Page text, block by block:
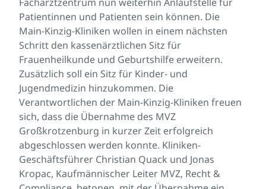
Patientinnen und Patienten sein können. Die
Main-Kinzig-Kliniken wollen in einem nächsten
Schritt den kassenärztlichen Sitz für
Frauenheilkunde und Geburtshilfe erweitern.
Zusätzlich soll ein Sitz für Kinder- und
Jugendmedizin hinzukommen. Die
Verantwortlichen der Main-Kinzig-Kliniken freuen
sich, dass die Übernahme des MVZ
Großkrotzenburg in kurzer Zeit erfolgreich
abgeschlossen werden konnte. Kliniken-
Geschäftsführer Christian Quack und Jonas
Kropac, Kaufmännischer Leiter MVZ, Recht &